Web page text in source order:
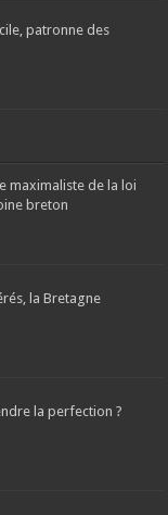
patronne des
maximaliste de la loi
breton
la Bretagne
la perfection ?